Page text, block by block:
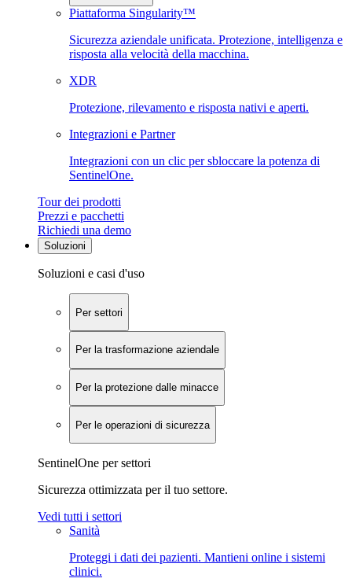
Piattaforma Singularity™
Sicurezza aziendale unificata. Protezione, intelligenza e
risposta alla velocità della macchina.
XDR
Protezione, rilevamento e risposta nativi e aperti.
Integrazioni e Partner
Integrazioni con un clic per sbloccare la potenza di
SentinelOne.
Tour dei prodotti
Prezzi e pacchetti
Richiedi una demo
Soluzioni
Soluzioni e casi d'uso
Per settori
Per la trasformazione aziendale
Per la protezione dalle minacce
Per le operazioni di sicurezza
SentinelOne per settori
Sicurezza ottimizzata per il tuo settore.
Vedi tutti i settori
Sanità
Proteggi i dati dei pazienti. Mantieni online i sistemi
clinici.